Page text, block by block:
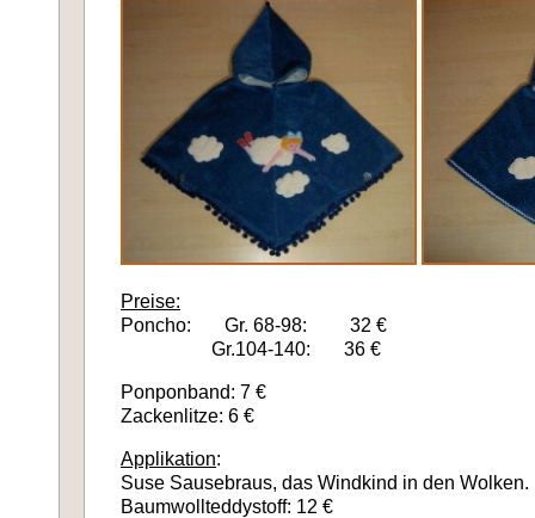
Preise:
Poncho: Gr. 68-98: 32 €
Gr.104-140: 36 €
Ponponband: 7 €
Zackenlitze: 6 €
Applikation:
Suse Sausebraus, das Windkind in den
Baumwollteddystoff: 12 €